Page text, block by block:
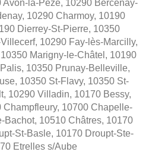
la-Pèze, 10290 Bercenay-
10290 Charmoy, 10190
Dierrey-St-Pierre, 10350
10290 Fay-lès-Marcilly,
Marigny-le-Châtel, 10190
10350 Prunay-Belleville,
10350 St-Flavy, 10350 St-
10290 Villadin, 10170 Bessy,
10700 Chapelle-
Bachot, 10510 Châtres, 10170
St-Basle, 10170 Droupt-Ste-
Etrelles s/Aube